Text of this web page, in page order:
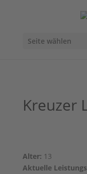
Seite wählen
Kreuzer
Alter: 13
Aktuelle